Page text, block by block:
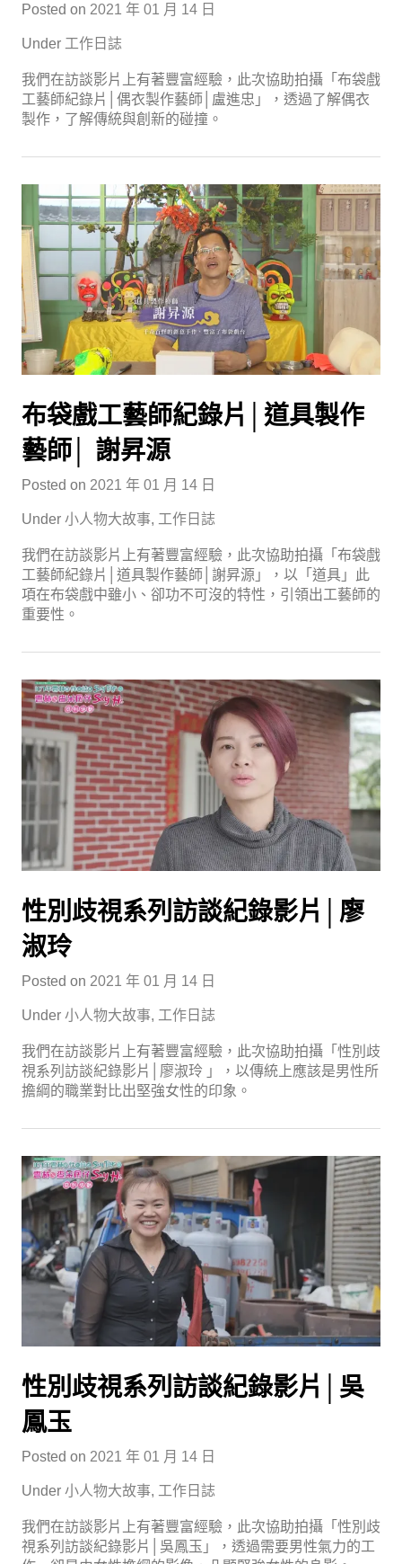
Posted on 2021 年 01 月 14 日
Under 工作日誌
我們在訪談影片上有著豐富經驗，此次協助拍攝「布袋戲
工藝師紀錄片│偶衣製作藝師│盧進忠」，透過了解偶衣
製作，了解傳統與創新的碰撞。
布袋戲工藝師紀錄片│道具製作
藝師│ 謝昇源
Posted on 2021 年 01 月 14 日
Under 小人物大故事, 工作日誌
我們在訪談影片上有著豐富經驗，此次協助拍攝「布袋戲
工藝師紀錄片│道具製作藝師│謝昇源」，以「道具」此
項在布袋戲中雖小、卻功不可沒的特性，引領出工藝師的
重要性。
性別歧視系列訪談紀錄影片│廖
淑玲
Posted on 2021 年 01 月 14 日
Under 小人物大故事, 工作日誌
我們在訪談影片上有著豐富經驗，此次協助拍攝「性別歧
視系列訪談紀錄影片│廖淑玲 」，以傳統上應該是男性所
擔綱的職業對比出堅強女性的印象。
性別歧視系列訪談紀錄影片│吳
鳳玉
Posted on 2021 年 01 月 14 日
Under 小人物大故事, 工作日誌
我們在訪談影片上有著豐富經驗，此次協助拍攝「性別歧
視系列訪談紀錄影片│吳鳳玉」，透過需要男性氣力的工